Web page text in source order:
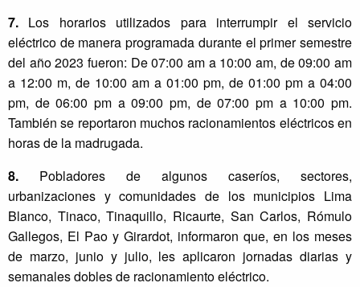
7. Los horarios utilizados para interrumpir el servicio
eléctrico de manera programada durante el primer semestre
del año 2023 fueron: De 07:00 am a 10:00 am, de 09:00 am
a 12:00 m, de 10:00 am a 01:00 pm, de 01:00 pm a 04:00
pm, de 06:00 pm a 09:00 pm, de 07:00 pm a 10:00 pm.
También se reportaron muchos racionamientos eléctricos en
horas de la madrugada.
8. Pobladores de algunos caseríos, sectores,
urbanizaciones y comunidades de los municipios Lima
Blanco, Tinaco, Tinaquillo, Ricaurte, San Carlos, Rómulo
Gallegos, El Pao y Girardot, informaron que, en los meses
de marzo, junio y julio, les aplicaron jornadas diarias y
semanales dobles de racionamiento eléctrico.